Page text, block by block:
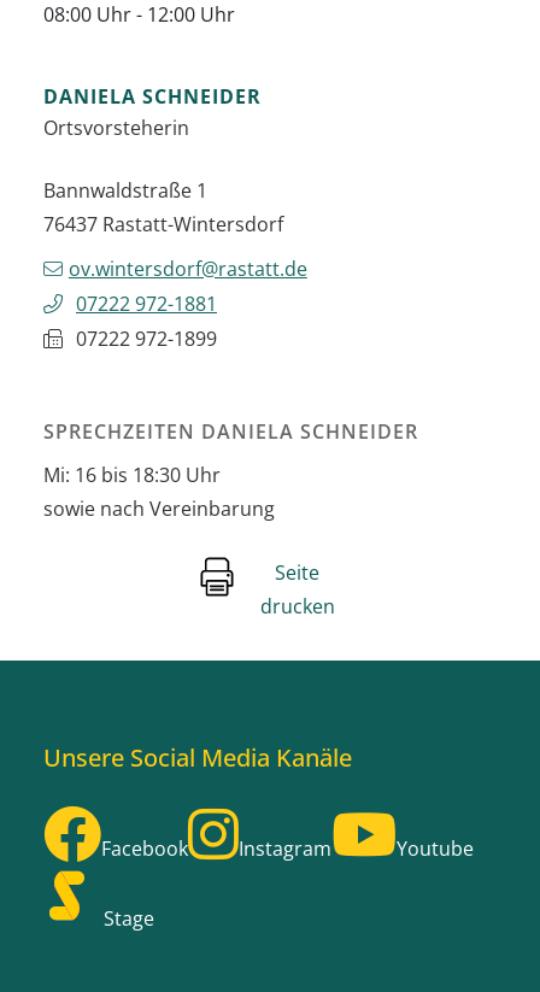
08:00 Uhr- 12:00 Uhr
DANIELA SCHNEIDER
Ortsvorsteherin
Bannwaldstraße 1
76437 Rastatt-Wintersdorf
ov.wintersdorf@rastatt.de
07222 972-1881
07222 972-1899
SPRECHZEITEN DANIELA SCHNEIDER
Mi: 16 bis 18:30 Uhr
sowie nach Vereinbarung
Seite
drucken
Unsere Social Media Kanäle
Facebook Instagram Youtube
Stage